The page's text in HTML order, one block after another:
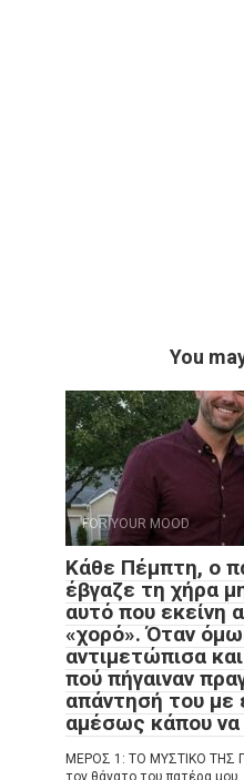
You
FOR YOUR MOOD
Κάθε Πέμπτη, ο
έβγαζε τη χήρα
αυτό που εκείνη
«χορό». Όταν
αντιμετώπισα
πού πήγαιναν
απάντησή του με
αμέσως κάπου
ΜΕΡΟΣ 1: ΤΟ ΜΥΣΤΙΚΟ ΤΗΣ
τον θάνατο του πατέρα μου,